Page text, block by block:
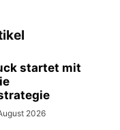
startet mit
2026